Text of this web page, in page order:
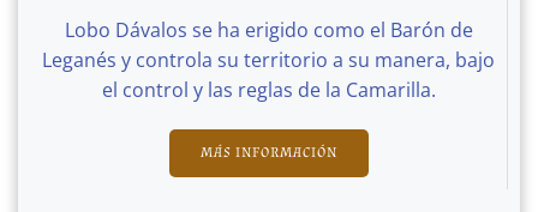
Lobo Dávalos se ha erigido como el Barón de
Leganés y controla su territorio a su manera, bajo
el control y las reglas de la Camarilla.
MÁS INFORMACIÓN